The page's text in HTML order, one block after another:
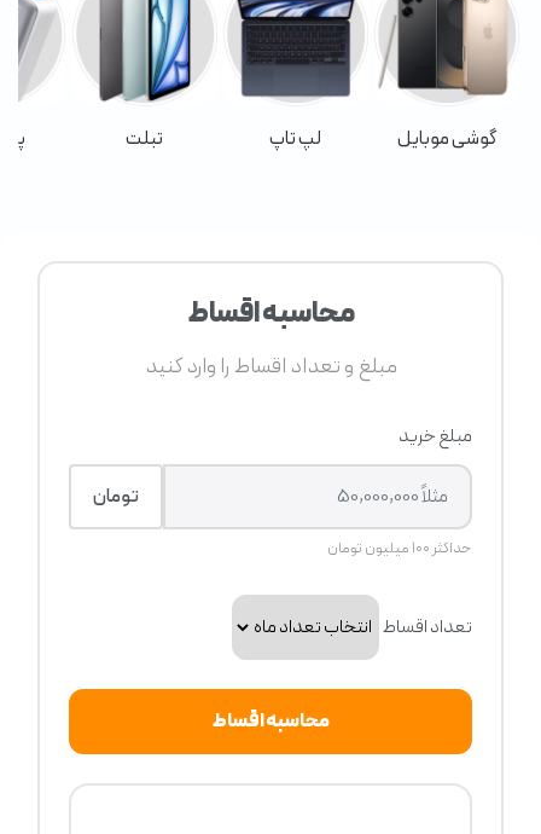
گوشی موبایل لپ تاپ تبلت
محاسبه اقساط
مبلغ و تعداد اقساط را وارد کنید
مبلغ خرید
تومان
حداکثر ۱۰۰ میلیون تومان
تعداد اقساط
محاسبه اقساط